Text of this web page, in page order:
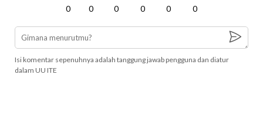
0 0 0 0 0 0
Isi komentar sepenuhnya adalah tanggung jawab pengguna dan diatur
dalam UU ITE